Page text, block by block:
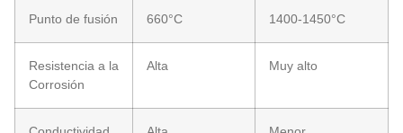
Punto de fusión 660°C 1400-1450°C
Resistencia a la
Corrosión
Alta Muy alto